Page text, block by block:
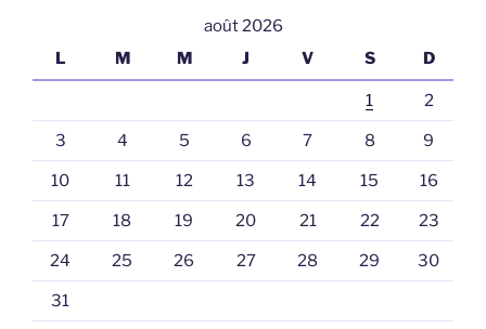
août 2026
L
M M J V S D
1 2
3 4 5 6 7 8 9
10 11 12 13 14 15 16
17 18 19 20 21 22 23
24 25 26 27 28 29 30
31